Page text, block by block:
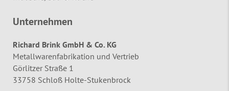
Unternehmen
Richard Brink GmbH & Co. KG
Metallwarenfabrikation und Vertrieb
Görlitzer Straße 1
33758 Schloß Holte-Stukenbrock